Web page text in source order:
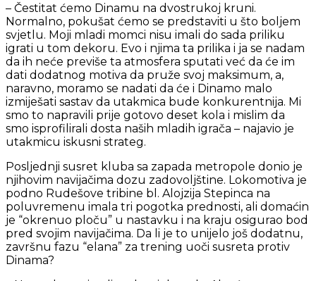
– Čestitat ćemo Dinamu na dvostrukoj kruni.
Normalno, pokušat ćemo se predstaviti u što boljem
svjetlu. Moji mladi momci nisu imali do sada priliku
igrati u tom dekoru. Evo i njima ta prilika i ja se nadam
da ih neće previše ta atmosfera sputati već da će im
dati dodatnog motiva da pruže svoj maksimum, a,
naravno, moramo se nadati da će i Dinamo malo
izmiješati sastav da utakmica bude konkurentnija. Mi
smo to napravili prije gotovo deset kola i mislim da
smo isprofilirali dosta naših mladih igrača – najavio je
utakmicu iskusni strateg.
Posljednji susret kluba sa zapada metropole donio je
njihovim navijačima dozu zadovoljštine. Lokomotiva je
podno Rudešove tribine bl. Alojzija Stepinca na
poluvremenu imala tri pogotka prednosti, ali domaćin
je “okrenuo ploču” u nastavku i na kraju osigurao bod
pred svojim navijačima. Da li je to unijelo još dodatnu,
završnu fazu “elana” za trening uoči susreta protiv
Dinama?